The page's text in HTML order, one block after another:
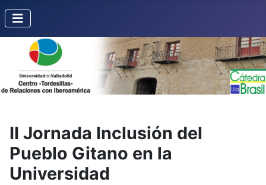
II Jornada Inclusión del
Pueblo Gitano en la
Universidad